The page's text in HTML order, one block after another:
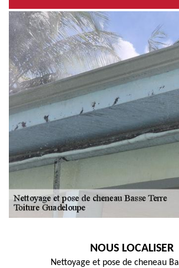
NOUS LOCALISER
Nettoyage et pose de cheneau